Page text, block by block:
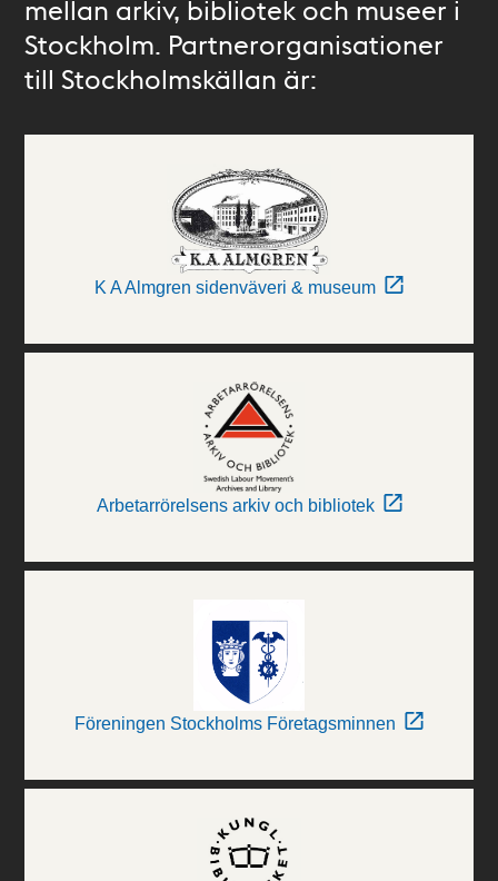
mellan arkiv, bibliotek och museer i
Stockholm. Partnerorganisationer
till Stockholmskällan är:
K A Almgren sidenväveri & museum
Arbetarrörelsens arkiv och bibliotek
Föreningen Stockholms Företagsminnen